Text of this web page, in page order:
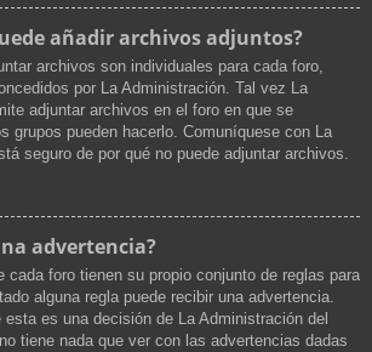
añadir archivos adjuntos?
archivos son individuales para cada foro,
por La Administración. Tal vez La
adjuntar archivos en el foro en que se
grupos pueden hacerlo. Comuníquese con La
seguro de por qué no puede adjuntar archivos.
advertencia?
cada foro tienen su propio conjunto de reglas para
alguna regla puede recibir una advertencia.
esta es una decisión de La Administración del
tiene nada que ver con las advertencias dadas